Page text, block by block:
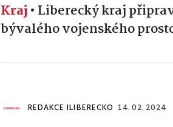
Kraj • Liberecký kraj
bývalého vojenského
REDAKCE ILIBERECKO 14. 02. 2024